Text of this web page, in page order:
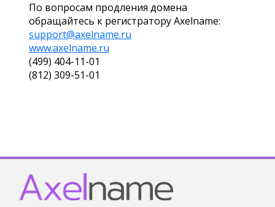
По вопросам продления домена
обращайтесь к регистратору Axelname:
support@axelname.ru
www.axelname.ru
(499) 404-11-01
(812) 309-51-01